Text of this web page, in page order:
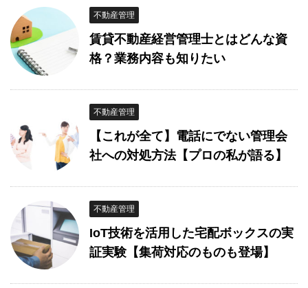
不動産管理
賃貸不動産経営管理士とはどんな資
格？業務内容も知りたい
不動産管理
【これが全て】電話にでない管理会
社への対処方法【プロの私が語る】
不動産管理
IoT技術を活用した宅配ボックスの実
証実験【集荷対応のものも登場】